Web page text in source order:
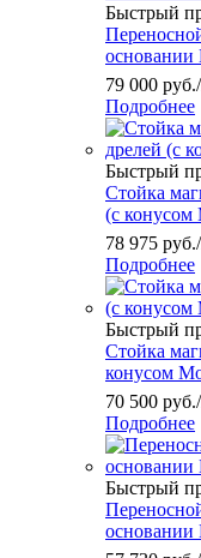
Быстрый
79 000 руб.
Подробнее
Быстрый
Стойка
(с конусом
78 975 руб.
Подробнее
Быстрый
Стойка
конусом
70 500 руб.
Подробнее
Быстрый